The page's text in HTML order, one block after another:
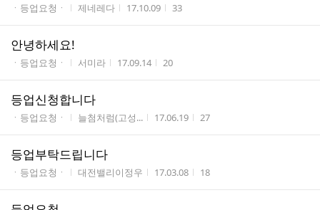
게시판명
ㆍ등업요청ㆍ 작성자
제네레다 작성시간
17.10.09 조회수
33
안녕하세요!
게시판명
ㆍ등업요청ㆍ 작성자
서미라 작성시간
17.09.14 조회수
20
등업신청합니다
게시판명
ㆍ등업요청ㆍ 작성자
늘첨처럼(고성... 작성시간
17.06.19 조회수
27
등업부탁드립니다
게시판명
ㆍ등업요청ㆍ 작성자
대전밸리이정우 작성시간
17.03.08 조회수
18